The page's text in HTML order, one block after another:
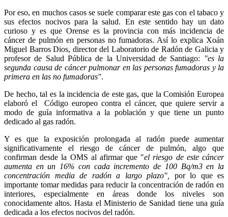
Por eso, en muchos casos se suele comparar este gas con el tabaco y
sus efectos nocivos para la salud. En este sentido hay un dato
curioso y es que Orense es la provincia con más incidencia de
cáncer de pulmón en personas no fumadoras. Así lo explica Xoán
Miguel Barros Dios, director del Laboratorio de Radón de Galicia y
profesor de Salud Pública de la Universidad de Santiago:
"es la
segunda causa de cáncer pulmonar en las personas fumadoras y la
primera en las no fumadoras".
De hecho, tal es la incidencia de este gas, que la Comisión Europea
elaboró el Código europeo contra el cáncer, que quiere servir a
modo de guía informativa a la población y que tiene un punto
dedicado al gas radón.
Y es que la exposición prolongada al radón puede aumentar
significativamente el riesgo de cáncer de pulmón, algo que
confirman desde la OMS al afirmar que "el riesgo de este cáncer
aumenta en un 16% con cada incremento de 100 Bq/m3 en la
concentración media de radón a largo plazo", por lo que es
importante tomar medidas para reducir la concentración de radón en
interiores, especialmente en áreas donde los niveles son
conocidamente altos. Hasta el Ministerio de Sanidad tiene una guía
dedicada a los efectos nocivos del radón.